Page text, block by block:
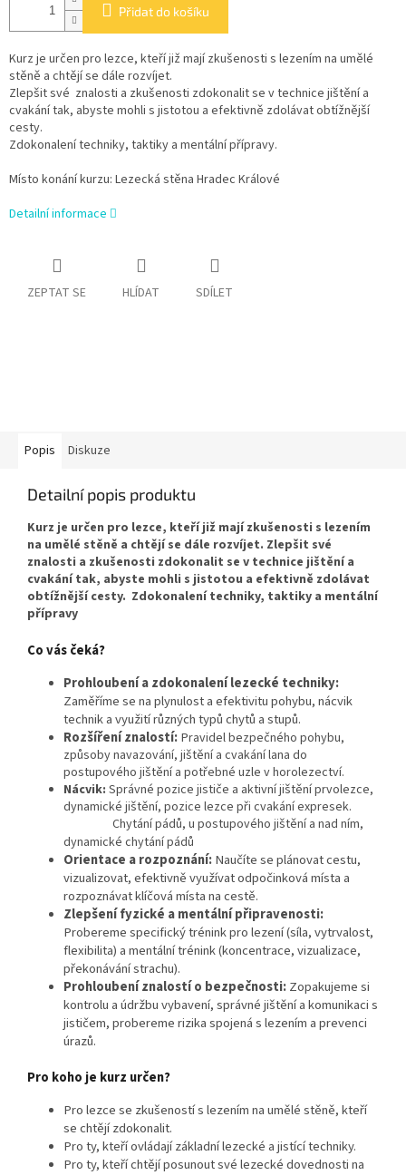
Přidat do košíku
Kurz je určen pro lezce, kteří již mají zkušenosti s lezením na umělé
stěně a chtějí se dále rozvíjet.
Zlepšit své znalosti a zkušenosti zdokonalit se v technice jištění a
cvakání tak, abyste mohli s jistotou a efektivně zdolávat obtížnější
cesty.
Zdokonalení techniky, taktiky a mentální přípravy.
Místo konání kurzu: Lezecká stěna Hradec Králové
Detailní informace
ZEPTAT SE HLÍDAT SDÍLET
Popis Diskuze
Detailní popis produktu
Kurz je určen pro lezce, kteří již mají zkušenosti s lezením
na umělé stěně a chtějí se dále rozvíjet. Zlepšit své
znalosti a zkušenosti zdokonalit se v technice jištění a
cvakání tak, abyste mohli s jistotou a efektivně zdolávat
obtížnější cesty. Zdokonalení techniky, taktiky a mentální
přípravy
Co vás čeká?
Prohloubení a zdokonalení lezecké techniky:
Zaměříme se na plynulost a efektivitu pohybu, nácvik
technik a využití různých typů chytů a stupů.
Rozšíření znalostí:Pravidel bezpečného pohybu,
způsoby navazování, jištění a cvakání lana do
postupového jištění a potřebné uzle v horolezectví.
Nácvik: Správné pozice jističe a aktivní jištění prvolezce,
dynamické jištění, pozice lezce při cvakání expresek.
Chytání pádů, u postupového jištění a nad ním,
dynamické chytání pádů
Orientace a rozpoznání:Naučíte se plánovat cestu,
vizualizovat, efektivně využívat odpočinková místa a
rozpoznávat klíčová místa na cestě.
Zlepšení fyzické a mentální připravenosti:
Probereme specifický trénink pro lezení (síla, vytrvalost,
flexibilita) a mentální trénink (koncentrace, vizualizace,
překonávání strachu).
Prohloubení znalostí o bezpečnosti:Zopakujeme si
kontrolu a údržbu vybavení, správné jištění a komunikaci s
jističem, probereme rizika spojená s lezením a prevenci
úrazů.
Pro koho je kurz určen?
Pro lezce se zkušeností s lezením na umělé stěně, kteří
se chtějí zdokonalit.
Pro ty, kteří ovládají základní lezecké a jistící techniky.
Pro ty, kteří chtějí posunout své lezecké dovednosti na